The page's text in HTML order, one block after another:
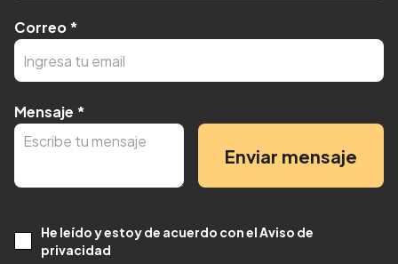
Correo*
Mensaje *
Enviar mensaje
He leído y estoy de acuerdo con el Aviso de
privacidad